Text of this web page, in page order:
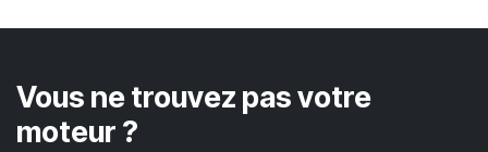
Vous ne trouvez pas votre
moteur ?